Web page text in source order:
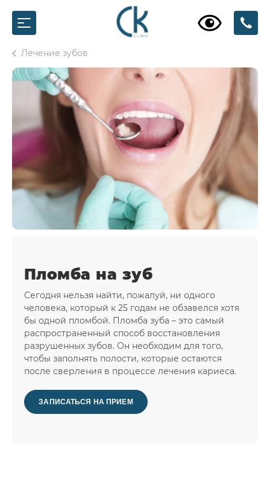
Лечение зубов
Пломба на зуб
Сегодня нельзя найти, пожалуй, ни одного
человека, который к 25 годам не обзавелся хотя
бы одной пломбой. Пломба зуба – это самый
распространенный способ восстановления
разрушенных зубов. Он необходим для того,
чтобы заполнять полости, которые остаются
после сверления в процессе лечения кариеса.
ЗАПИСАТЬСЯ НА ПРИЕМ